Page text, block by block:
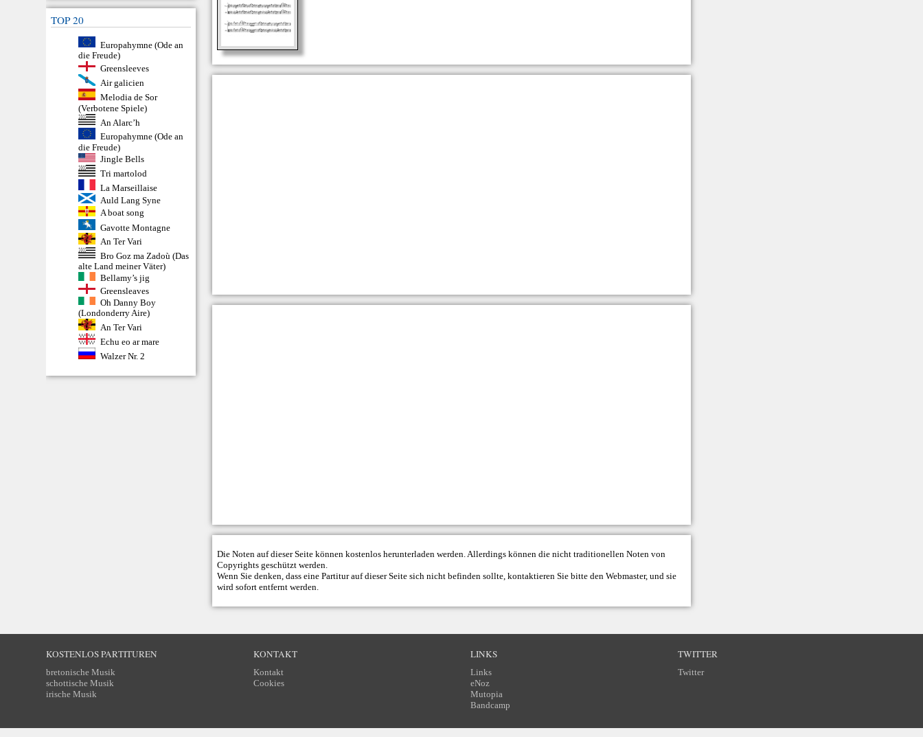
TOP 20
Europahymne (Ode an
die Freude)
Greensleeves
Air galicien
Melodia de Sor
(Verbotene Spiele)
An Alarc’h
Europahymne (Ode an
die Freude)
Jingle Bells
Tri martolod
La Marseillaise
Auld Lang Syne
A boat song
Gavotte Montagne
An Ter Vari
Bro Goz ma Zadoù (Das
alte Land meiner Väter)
Bellamy’s jig
Greensleaves
Oh Danny Boy
(Londonderry Aire)
An Ter Vari
Echu eo ar mare
Walzer Nr. 2
Die Noten auf dieser Seite können kostenlos herunterladen werden. Allerdings können die nicht traditionellen Noten von
Copyrights geschützt werden.
Wenn Sie denken, dass eine Partitur auf dieser Seite sich nicht befinden sollte, kontaktieren Sie bitte denWebmaster, und sie
wird sofort entfernt werden.
KOSTENLOS PARTITUREN
bretonische Musik
schottische Musik
irische Musik
KONTAKT
Kontakt
Cookies
LINKS
Links
eNoz
Mutopia
Bandcamp
TWITTER
Twitter